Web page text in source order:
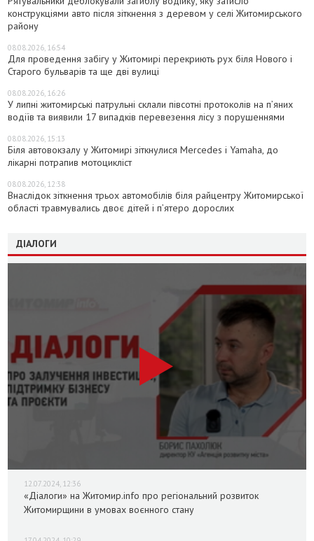
конструкціями авто після зіткнення з деревом у селі Житомирського
району
08.08.2026, 16:54
Для проведення забігу у Житомирі перекриють рух біля Нового і
Старого бульварів та ще дві вулиці
08.08.2026, 16:26
У липні житомирські патрульні склали півсотні протоколів на пʼяних
водіїв та виявили 17 випадків перевезення лісу з порушеннями
08.08.2026, 15:13
Біля автовокзалу у Житомирі зіткнулися Mercedes і Yamaha, до
лікарні потрапив мотоцикліст
08.08.2026, 12:38
Внаслідок зіткнення трьох автомобілів біля райцентру Житомирської
області травмувались двоє дітей і пʼятеро дорослих
ДІАЛОГИ
12.07.2024, 12:36
«Діалоги» на Житомир.info про регіональний розвиток
Житомирщини в умовах воєнного стану